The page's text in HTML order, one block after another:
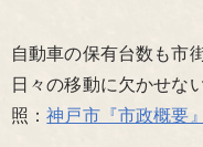
自動車の保有台数も市
日々の移動に欠かせな
照：神戸市『市政概要